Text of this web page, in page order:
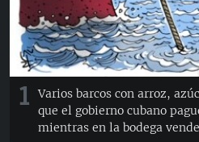
LOS SANTOS DE HIALEAH
DESINFORMACIÓN RUSA EN
LA INVASIÓN DE RUSIA A
1
Varios barcos con arroz,
que el gobierno cubano
mientras en la bodega